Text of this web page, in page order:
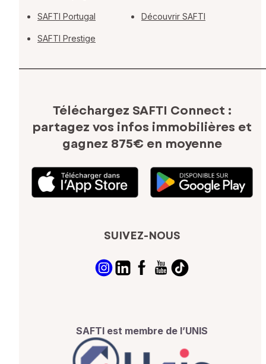
SAFTI Portugal
SAFTI Prestige
Découvrir SAFTI
Téléchargez SAFTI Connect :
partagez vos infos immobilières et
gagnez 875€ en moyenne
SUIVEZ-NOUS
SAFTI est membre de l’UNIS